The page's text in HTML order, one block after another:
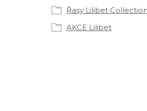
Řasy Lilibet
AKCE Lilibet